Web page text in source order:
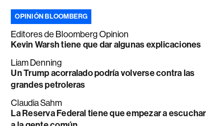
OPINIÓN BLOOMBERG
Editores de Bloomberg Opinion
Kevin Warsh tiene que dar algunas explicaciones
Liam Denning
Un Trump acorralado podría volverse contra las
grandes petroleras
Claudia Sahm
La Reserva Federal tiene que empezar a escuchar